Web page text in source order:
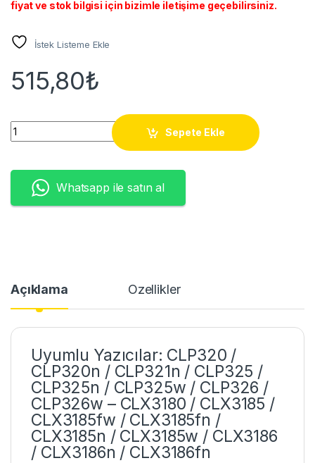
fiyat ve stok bilgisi için bizimle iletişime geçebilirsiniz.
İstek Listeme Ekle
515,80₺
CLP320/325 (MLT-M407) MAGENTA TONER (1K) quantity
Sepete Ekle
Whatsapp ile satın al
Açıklama Özellikler
Uyumlu Yazıcılar: CLP320 /
CLP320n / CLP321n / CLP325 /
CLP325n / CLP325w / CLP326 /
CLP326w – CLX3180 / CLX3185 /
CLX3185fw / CLX3185fn /
CLX3185n / CLX3185w / CLX3186
/ CLX3186n / CLX3186fn